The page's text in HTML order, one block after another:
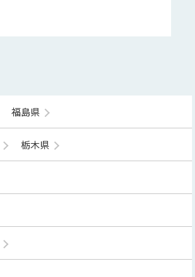
福島県
栃木県